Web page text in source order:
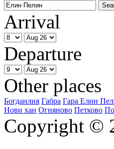
Arrival
Departure
Other places
Богданлия Габра Гара Елин
Нови хан Огняново Петково
Copyright ©